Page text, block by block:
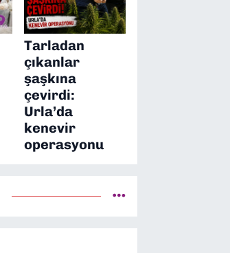
Tarladan
çıkanlar
şaşkına
çevirdi:
Urla’da
kenevir
operasyonu